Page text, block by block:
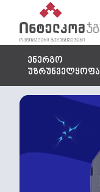
ენერგო
უზრუნველყოფა